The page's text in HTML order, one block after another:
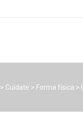
> Cuídate > Forma física >